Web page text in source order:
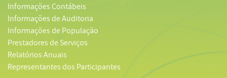
Informações Contábeis
Informações de Auditoria
Informações de População
Prestadores de Serviços
Relatórios Anuais
Representantes dos Participantes